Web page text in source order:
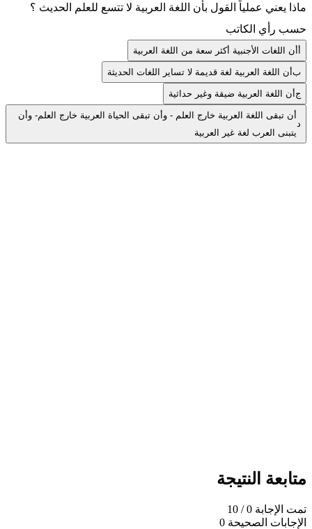
ماذا يعني عملياً القول بأن اللغة العربية لا تتسع للعلم الحديث ؟
حسب رأي الكاتب
أن اللغات الأجنبية أكثر سعة من اللغة العربية
بأن اللغة العربية لغة قديمة لا تساير اللغات الحديثة
جأن اللغة العربية ضيقة وغير حداثية
أن تبقى اللغة العربية خارج العلم - وأن تبقى الحياة العربية خارج العلم- وأن
يتبنى العرب لغة غير العربية
متابعة النتيجة
تمت الإجابة 0
/ 10
الإجابات الصحيحة 0